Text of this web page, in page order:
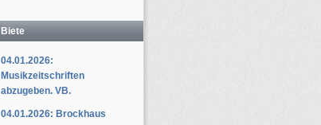
Biete
04.01.2026:
Musikzeitschriften
abzugeben. VB.
04.01.2026: Brockhaus